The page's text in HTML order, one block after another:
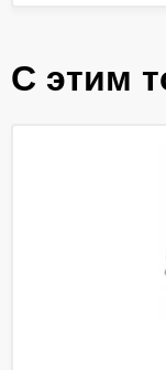
С этим